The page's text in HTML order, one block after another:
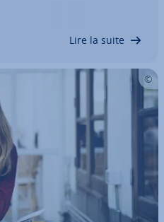
col­lec­tion de vos pages
Lire la suite